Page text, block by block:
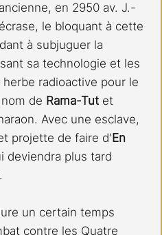
en 2950 av. J.-
le bloquant à cette
à subjuguer la
sa technologie et les
radioactive pour le
de Rama-Tut et
Avec une esclave,
projette de faire d'En
deviendra plus tard
un certain temps
contre les Quatre